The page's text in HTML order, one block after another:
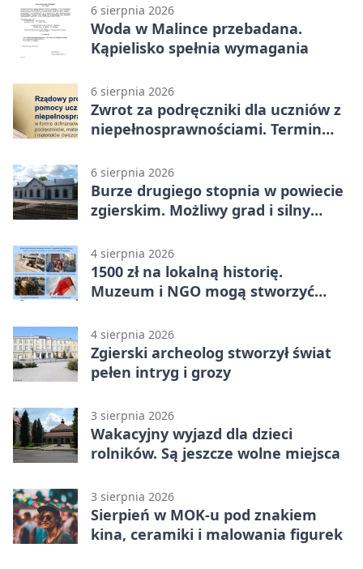
6 sierpnia 2026
Woda w Malince przebadana.
Kąpielisko spełnia wymagania
6 sierpnia 2026
Zwrot za podręczniki dla uczniów z
niepełnosprawnościami. Termin
6 sierpnia 2026
Burze drugiego stopnia w powiecie
zgierskim. Możliwy grad i silny
4 sierpnia 2026
1500 zł na lokalną historię.
Muzeum i NGO mogą stworzyć
4 sierpnia 2026
Zgierski archeolog stworzył świat
pełen intryg i grozy
3 sierpnia 2026
Wakacyjny wyjazd dla dzieci
rolników. Są jeszcze wolne miejsca
3 sierpnia 2026
Sierpień w MOK-u pod znakiem
kina, ceramiki i malowania figurek